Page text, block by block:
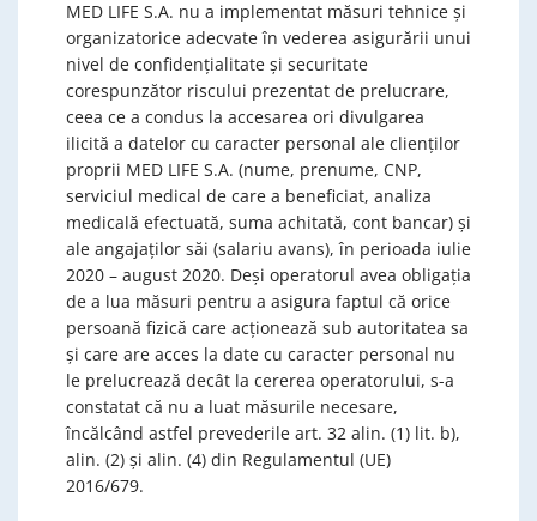
MED LIFE S.A. nu a implementat măsuri tehnice și
organizatorice adecvate în vederea asigurării unui
nivel de confidențialitate și securitate
corespunzător riscului prezentat de prelucrare,
ceea ce a condus la accesarea ori divulgarea
ilicită a datelor cu caracter personal ale clienților
proprii MED LIFE S.A. (nume, prenume, CNP,
serviciul medical de care a beneficiat, analiza
medicală efectuată, suma achitată, cont bancar) și
ale angajaților săi (salariu avans), în perioada iulie
2020 – august 2020. Deși operatorul avea obligația
de a lua măsuri pentru a asigura faptul că orice
persoană fizică care acţionează sub autoritatea sa
şi care are acces la date cu caracter personal nu
le prelucrează decât la cererea operatorului, s-a
constatat că nu a luat măsurile necesare,
încălcând astfel prevederile art. 32 alin. (1) lit. b),
alin. (2) și alin. (4) din Regulamentul (UE)
2016/679.